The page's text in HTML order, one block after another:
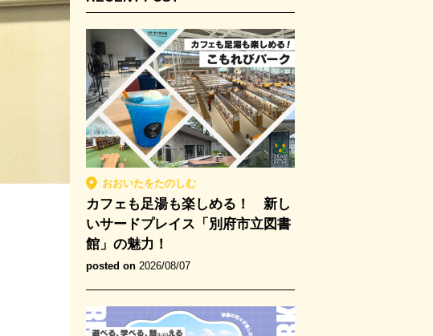
おおいたをたのしむ
カフェも足湯も楽しめる！ 新し
いサードプレイス「別府市立図書
館」の魅力！
posted on 2026/08/07